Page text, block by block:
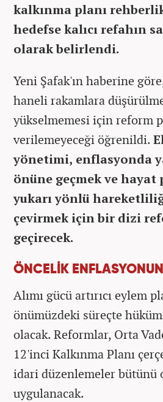
kalkınma planı
hedefse kalıcı refahın
olarak belirlendi.
Yeni Şafak'ın haberine
haneli rakamlara
yükselmemesi için reform
verilemeyeceği öğrenildi.
yönetimi, enflasyonda
önüne geçmek ve hayat
yukarı yönlü
çevirmek için bir dizi
geçirecek.
ÖNCELİK
Alımı gücü artırıcı eylem
önümüzdeki süreçte
olacak. Reformlar, Orta
12'inci Kalkınma Planı
idari düzenlemeler bütünü
uygulanacak.